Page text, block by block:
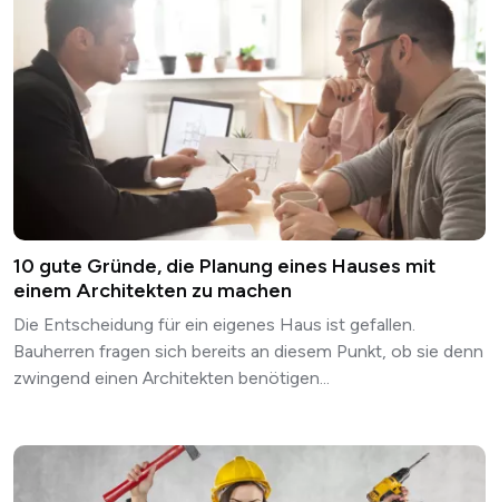
10 gute Gründe, die Planung eines Hauses mit
einem Architekten zu machen
Die Entscheidung für ein eigenes Haus ist gefallen.
Bauherren fragen sich bereits an diesem Punkt, ob sie denn
zwingend einen Architekten benötigen...